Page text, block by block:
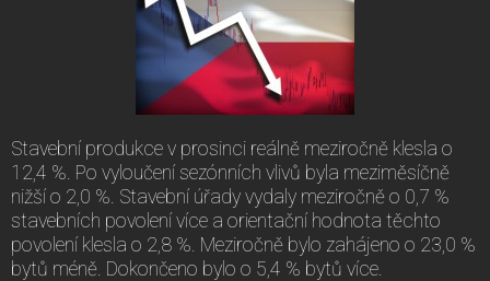
Stavební produkce v prosinci reálně meziročně klesla o
12,4 %. Po vyloučení sezónních vlivů byla meziměsíčně
nižší o 2,0 %. Stavební úřady vydaly meziročně o 0,7 %
stavebních povolení více a orientační hodnota těchto
povolení klesla o 2,8 %. Meziročně bylo zahájeno o 23,0 %
bytů méně. Dokončeno bylo o 5,4 % bytů více.